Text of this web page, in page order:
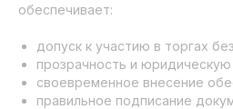
обеспечивает:
допуск к участию в торгах
прозрачность и юридическую
своевременное внесение
правильное подписание